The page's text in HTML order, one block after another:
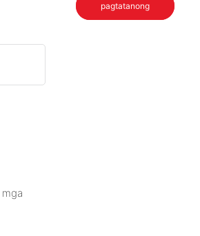
pagtatanong